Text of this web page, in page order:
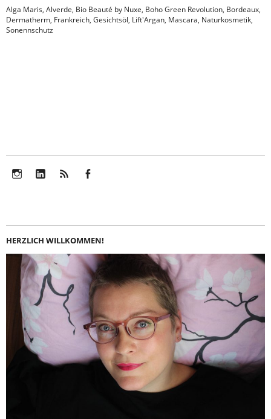
Alga Maris, Alverde, Bio Beauté by Nuxe, Boho Green Revolution, Bordeaux,
Dermatherm, Frankreich, Gesichtsöl, Lift'Argan, Mascara, Naturkosmetik,
Sonennschutz
HERZLICH WILLKOMMEN!